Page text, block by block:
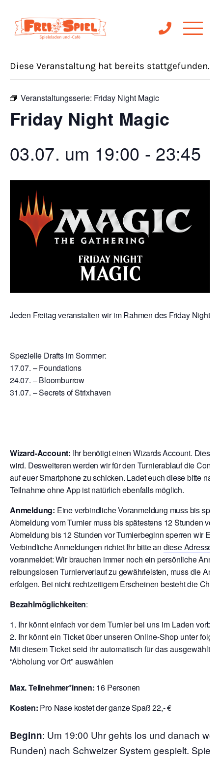
« Alle Veranstaltungen
Diese Veranstaltung hat bereits stattgefunden.
Veranstaltungsserie: Friday Night Magic
Friday Night Magic
03.07. um 19:00 - 23:45
Jeden Freitag veranstalten wir im Rahmen des Friday Night
Spezielle Drafts im Sommer:
17.07. – Foundations
24.07. – Bloomburrow
31.07. – Secrets of Strixhaven
Wizard-Account: Ihr benötigt einen Wizards Account. Dies
wird. Desweiteren werden wir für den Turnierablauf die
auf euer Smartphone zu schicken. Ladet euch diese bitte
Teilnahme ohne App ist natürlich ebenfalls möglich.
Anmeldung: Eine verbindliche Voranmeldung muss bis
Abmeldung vom Turnier muss bis spätestens 12 Stunden
Abmeldung bis 12 Stunden vor Turnierbeginn sperren wir
Verbindliche Anmeldungen richtet Ihr bitte an diese Adresse
voranmeldet: Wir brauchen immer noch ein persönliche
reibungslosen Turnierverlauf zu gewährleisten, muss die
erfolgen. Bei nicht rechtzeitigem Erscheinen besteht die
Bezahlmöglichkeiten:
Ihr könnt einfach vor dem Turnier bei uns im Laden
Ihr könnt ein Ticket über unseren Online-Shop unter
Mit diesem Ticket seid ihr automatisch für das
“Abholung vor Ort” auswählen
Max. Teilnehmer*innen: 16 Personen
Kosten: Pro Nase kostet der ganze Spaß 22,- €
Beginn: Um 19:00 Uhr gehts los und danach
Runden) nach Schweizer System gespielt.